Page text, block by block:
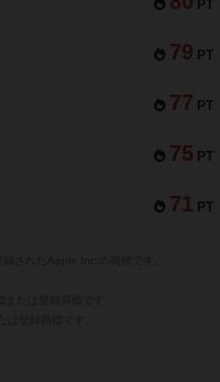
PT
79 PT
77 PT
75 PT
71 PT